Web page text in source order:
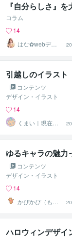
『自分らしさ』を
コラム
14
はな✿webデザ
イン屋さん
引越しのイラスト
コンテンツ
デザイン・イラスト
14
くまい｜現在お
休み中
ゆるキャラの魅力
コンテンツ
デザイン・イラスト
14
かぴかぴ（もっ
ちー）図解ゆる
キャラ専門
ハロウィンデザイ